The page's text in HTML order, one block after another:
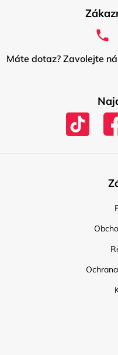
Máte dotaz? Zavolejte